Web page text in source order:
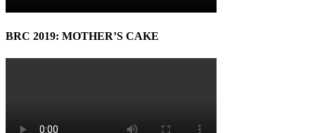
BRC 2019: MOTHER’S CAKE